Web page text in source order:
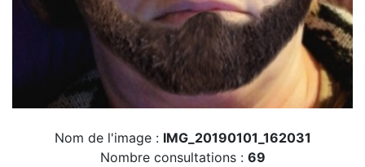
Nom de l'image : IMG_20190101_162031
Nombre consultations : 69